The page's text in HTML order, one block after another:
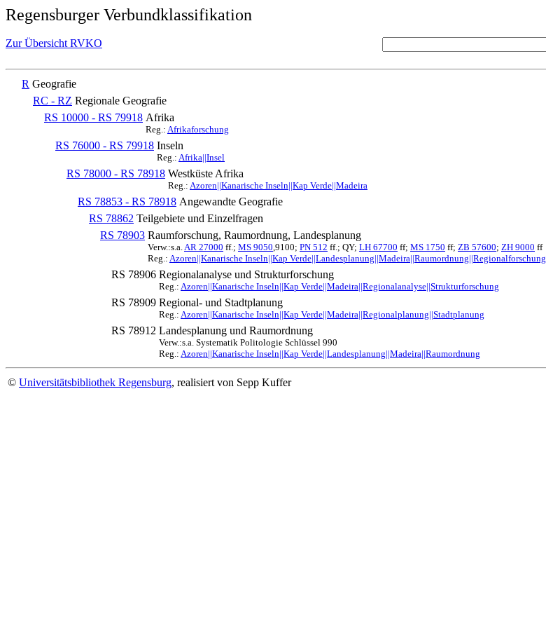
Regensburger Verbundklassifikation
Zur Übersicht RVKO
R Geografie
RC - RZ Regionale Geografie
RS 10000 - RS 79918 Afrika
Reg.: Afrikaforschung
RS 76000 - RS 79918 Inseln
Reg.: Afrika||Insel
RS 78000 - RS 78918 Westküste Afrika
Reg.: Azoren||Kanarische Inseln||Kap Verde||Madeira
RS 78853 - RS 78918 Angewandte Geografie
RS 78862 Teilgebiete und Einzelfragen
RS 78903 Raumforschung, Raumordnung, Landesplanung
Verw.:s.a.AR 27000 ff.; MS 9050,9100; PN 512 ff.; QY; LH 67700 ff; MS 1750 ff; ZB 57600; ZH 9000 ff
Reg.: Azoren||Kanarische Inseln||Kap Verde||Landesplanung||Madeira||Raumordnung||Regionalforschung
RS 78906 Regionalanalyse und Strukturforschung
Reg.: Azoren||Kanarische Inseln||Kap Verde||Madeira||Regionalanalyse||Strukturforschung
RS 78909 Regional- und Stadtplanung
Reg.: Azoren||Kanarische Inseln||Kap Verde||Madeira||Regionalplanung||Stadtplanung
RS 78912 Landesplanung und Raumordnung
Verw.:s.a. Systematik Politologie Schlüssel 990
Reg.: Azoren||Kanarische Inseln||Kap Verde||Landesplanung||Madeira||Raumordnung
© Universitätsbibliothek Regensburg, realisiert von Sepp Kuffer